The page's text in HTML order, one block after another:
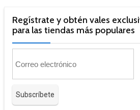
Regístrate y obtén vales
para las tiendas más populares